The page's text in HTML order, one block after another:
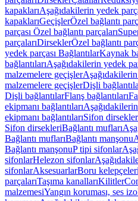
kapaklarıAşağıdakilerin yedek
kapaklarıGeçişlerÖzel bağlantı
parçası Özel bağlantı parçaları
parçalarıDirseklerÖzel bağlantı
yedek parçası BağlantılarKaynak
bağlantılarıAşağıdakilerin yedek
malzemelere geçişler
malzemelere geçişlerDişli
Dişli bağlantılarFlanş bağlantıları
ekipmanı bağlantıları
ekipmanı bağlantılarıSifon
Sifon dirsekleriBağlantı mufları
Bağlantı muflarıBağlantı manşonu
Bağlantı manşonuP tipi sifonlar
sifonlarHelezon sifonlar
sifonlarAksesuarlarBoru kelepçeleri
parçalarıTaşıma kanallarıKilitler
malzemesiYangın koruması, ses